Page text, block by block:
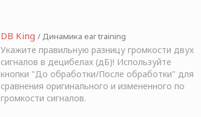
DB King / Динамика ear training
Укажите правильную разницу громкости двух
сигналов в децибелах (дБ)! Используйте
кнопки "До обработки/После обработки" для
сравнения оригинального и измененного по
громкости сигналов.